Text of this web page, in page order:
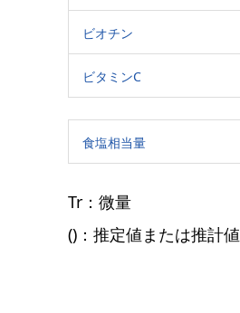
ビオチン
ビタミンC
食塩相当量
Tr：微量
()：推定値または推計値